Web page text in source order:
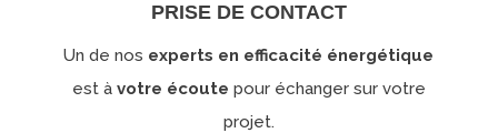
PRISE DE CONTACT
Un de nos experts en efficacité énergétique
est à votre écoute pour échanger sur votre
projet.